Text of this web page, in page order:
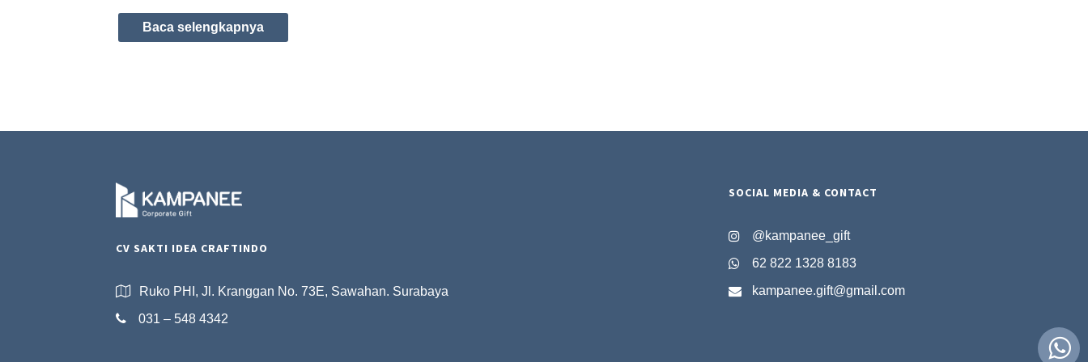
Baca selengkapnya
CV SAKTI IDEA CRAFTINDO
Ruko PHI, Jl. Kranggan No. 73E, Sawahan. Surabaya
031 – 548 4342
SOCIAL MEDIA & CONTACT
@kampanee_gift
62 822 1328 8183
kampanee.gift@gmail.com